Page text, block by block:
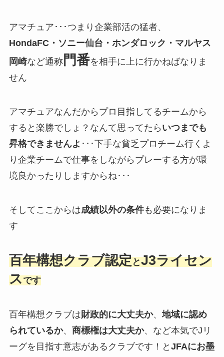
アマチュア･･･つまり企業部活の猛者、
HondaFC・ソニー仙台・ホンダロック・マルヤス
岡崎など通称門番を相手に上に行かねばなりま
せん
アマチュアなんだからプロ目指してるチームから
すると楽勝でしょ？なんて思ってたら いつまでも
昇格できませんよ ･･･下手な貧乏プロチーム行くよ
り企業チームで仕事をしながらプレーする方が環
境良かったりしますからね･･･
そしてここからは成績以外の条件も必要になりま
す
百年構想クラブ認定とJ3ライセン
スです
百年構想クラブは財政的に大丈夫か、地域に認め
られているか、 商標権は大丈夫か、など本気でJリ
ーグを目指す意志があるクラブです！と JFAにお墨